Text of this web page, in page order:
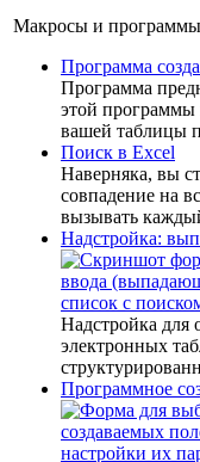
Макросы и
Программа
Программа
этой программы
вашей таблицы
Поиск в Excel
Наверняка, вы
совпадение на
вызывать
Надстройка:
Надстройка для
электронных
Программное